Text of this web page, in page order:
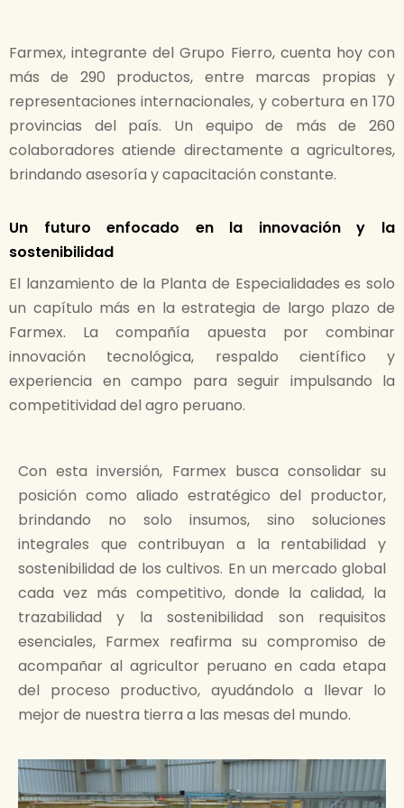
Farmex, integrante del Grupo Fierro, cuenta hoy con
más de 290 productos, entre marcas propias y
representaciones internacionales, y cobertura en 170
provincias del país. Un equipo de más de 260
colaboradores atiende directamente a agricultores,
brindando asesoría y capacitación constante.
Un futuro enfocado en la innovación y la
sostenibilidad
El lanzamiento de la Planta de Especialidades es solo
un capítulo más en la estrategia de largo plazo de
Farmex. La compañía apuesta por combinar
innovación tecnológica, respaldo científico y
experiencia en campo para seguir impulsando la
competitividad del agro peruano.
Con esta inversión, Farmex busca consolidar su
posición como aliado estratégico del productor,
brindando no solo insumos, sino soluciones
integrales que contribuyan a la rentabilidad y
sostenibilidad de los cultivos. En un mercado global
cada vez más competitivo, donde la calidad, la
trazabilidad y la sostenibilidad son requisitos
esenciales, Farmex reafirma su compromiso de
acompañar al agricultor peruano en cada etapa
del proceso productivo, ayudándolo a llevar lo
mejor de nuestra tierra a las mesas del mundo.